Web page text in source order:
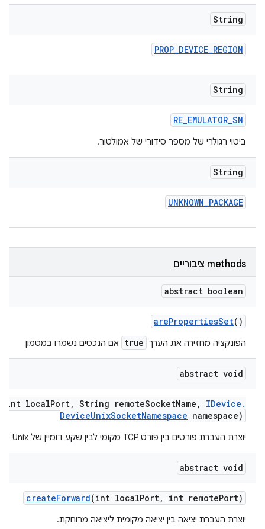
String
PROP_DEVICE_REGION
String
RE_EMULATOR_SN
ביטוי רגולרי של מספר סידורי של אמולטור.
String
UNKNOWN_PACKAGE
‫methods ציבוריים
abstract boolean
arePropertiesSet()
הפונקציה מחזירה את הערך true אם הנכסים נשמרו במטמון
abstract void
(int localPort, String remoteSocketName , IDevice .
DeviceUnixSocketNamespace namespace)
יוצרת העברת פורטים בין פורט TCP מקומי לבין שקע דומיין של Unix מרוחק.
abstract void
createForward(int localPort, int remotePort)
יוצרת העברת יציאה בין יציאה מקומית ליציאה מרוחקת.